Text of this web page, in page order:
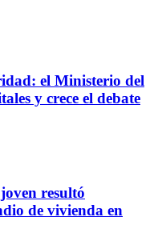
el Ministerio del
y crece el debate
resultó
de vivienda en